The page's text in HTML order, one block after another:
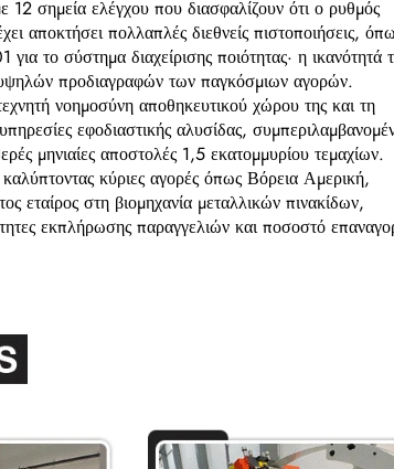
12 σημεία ελέγχου που διασφαλίζουν ότι ο ρυθμός
αποκτήσει πολλαπλές διεθνείς πιστοποιήσεις,
το σύστημα διαχείρισης ποιότητας· η ικανότητά
υψηλών προδιαγραφών των παγκόσμιων αγορών.
νοημοσύνη αποθηκευτικού χώρου της και τη
εφοδιαστικής αλυσίδας,
μηνιαίες αποστολές 1,5 εκατομμυρίου τεμαχίων.
κύριες αγορές όπως Βόρεια Αμερική,
εταίρος στη βιομηχανία μεταλλικών πινακίδων,
εκπλήρωσης παραγγελιών και ποσοστό